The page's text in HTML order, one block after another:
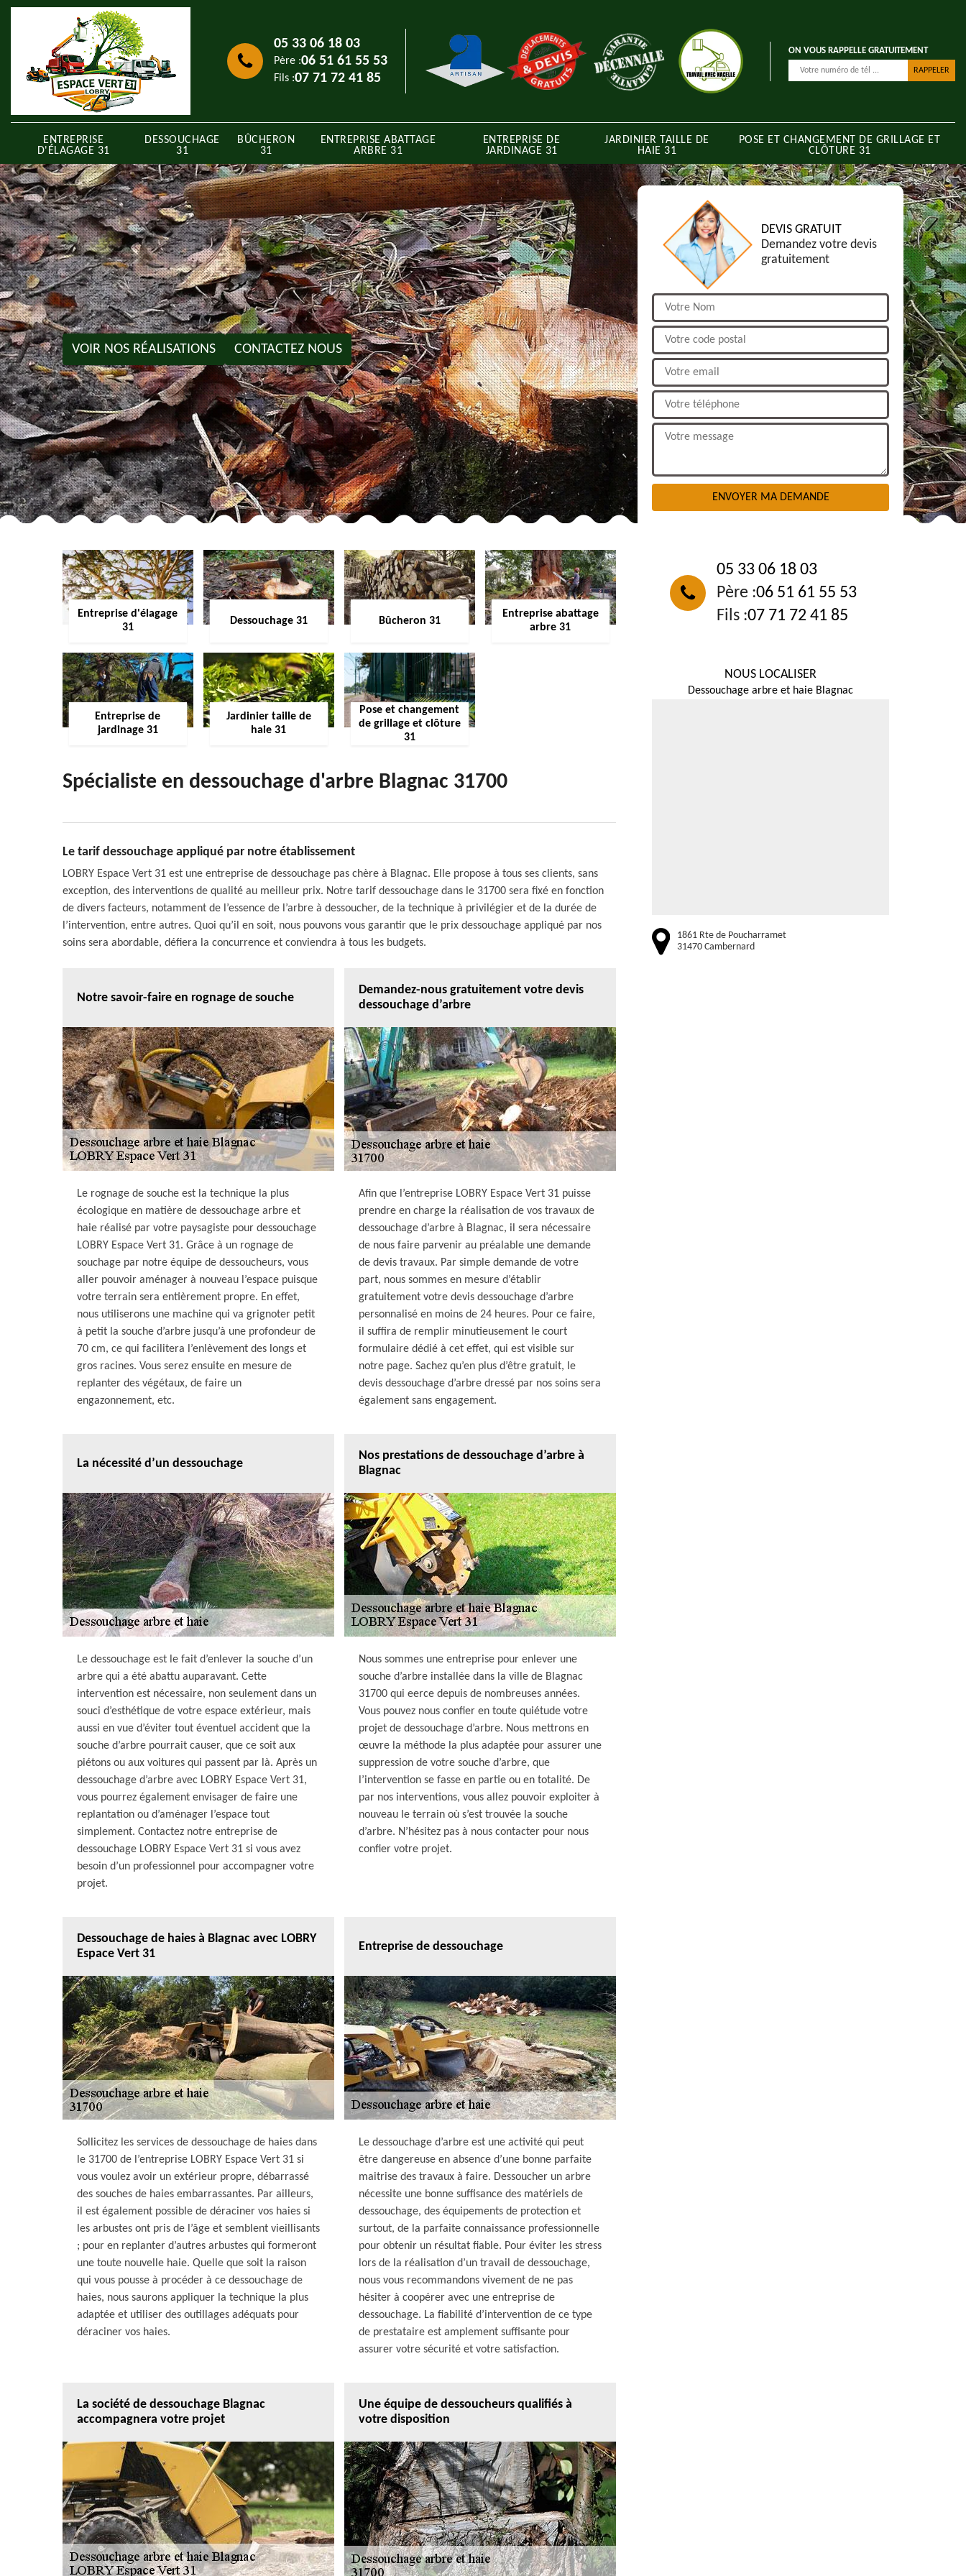
05 33 06 18 03
Père :06 51 61 55 53
Fils :07 71 72 41 85
ON VOUS RAPPELLE GRATUITEMENT
ENTREPRISE
D'ÉLAGAGE 31
DESSOUCHAGE
31
BÛCHERON
31
ENTREPRISE ABATTAGE
ARBRE 31
ENTREPRISE DE
JARDINAGE 31
JARDINIER TAILLE DE
HAIE 31
POSE ET CHANGEMENT DE GRILLAGE ET
CLÔTURE 31
VOIR NOS RÉALISATIONS CONTACTEZ NOUS
Entreprise d'élagage
31
Dessouchage 31 Bûcheron 31
Entreprise abattage
arbre 31
Entreprise de
jardinage 31
Jardinier taille de
haie 31
Pose et changement
de grillage et clôture
31
Spécialiste en dessouchage d'arbre Blagnac 31700
Le tarif dessouchage appliqué par notre établissement
LOBRY Espace Vert 31 est une entreprise de dessouchage pas chère à Blagnac. Elle propose à tous ses clients, sans
exception, des interventions de qualité au meilleur prix. Notre tarif dessouchage dans le 31700 sera fixé en fonction
de divers facteurs, notamment de l’essence de l’arbre à dessoucher, de la technique à privilégier et de la durée de
l’intervention, entre autres. Quoi qu’il en soit, nous pouvons vous garantir que le prix dessouchage appliqué par nos
soins sera abordable, défiera la concurrence et conviendra à tous les budgets.
Notre savoir-faire en rognage de souche
Le rognage de souche est la technique la plus
écologique en matière de dessouchage arbre et
haie réalisé par votre paysagiste pour dessouchage
LOBRY Espace Vert 31. Grâce à un rognage de
souchage par notre équipe de dessoucheurs, vous
aller pouvoir aménager à nouveau l’espace puisque
votre terrain sera entièrement propre. En effet,
nous utiliserons une machine qui va grignoter petit
à petit la souche d’arbre jusqu’à une profondeur de
70 cm, ce qui facilitera l’enlèvement des longs et
gros racines. Vous serez ensuite en mesure de
replanter des végétaux, de faire un
engazonnement, etc.
Demandez-nous gratuitement votre devis
dessouchage d’arbre
Afin que l’entreprise LOBRY Espace Vert 31 puisse
prendre en charge la réalisation de vos travaux de
dessouchage d’arbre à Blagnac, il sera nécessaire
de nous faire parvenir au préalable une demande
de devis travaux. Par simple demande de votre
part, nous sommes en mesure d’établir
gratuitement votre devis dessouchage d’arbre
personnalisé en moins de 24 heures. Pour ce faire,
il suffira de remplir minutieusement le court
formulaire dédié à cet effet, qui est visible sur
notre page. Sachez qu’en plus d’être gratuit, le
devis dessouchage d’arbre dressé par nos soins sera
également sans engagement.
La nécessité d’un dessouchage
Le dessouchage est le fait d’enlever la souche d’un
arbre qui a été abattu auparavant. Cette
intervention est nécessaire, non seulement dans un
souci d’esthétique de votre espace extérieur, mais
aussi en vue d’éviter tout éventuel accident que la
souche d’arbre pourrait causer, que ce soit aux
piétons ou aux voitures qui passent par là. Après un
dessouchage d’arbre avec LOBRY Espace Vert 31,
vous pourrez également envisager de faire une
replantation ou d’aménager l’espace tout
simplement. Contactez notre entreprise de
dessouchage LOBRY Espace Vert 31 si vous avez
besoin d’un professionnel pour accompagner votre
projet.
Nos prestations de dessouchage d’arbre à
Blagnac
Nous sommes une entreprise pour enlever une
souche d’arbre installée dans la ville de Blagnac
31700 qui eerce depuis de nombreuses années.
Vous pouvez nous confier en toute quiétude votre
projet de dessouchage d’arbre. Nous mettrons en
œuvre la méthode la plus adaptée pour assurer une
suppression de votre souche d’arbre, que
l’intervention se fasse en partie ou en totalité. De
par nos interventions, vous allez pouvoir exploiter à
nouveau le terrain où s’est trouvée la souche
d’arbre. N’hésitez pas à nous contacter pour nous
confier votre projet.
Dessouchage de haies à Blagnac avec LOBRY
Espace Vert 31
Sollicitez les services de dessouchage de haies dans
le 31700 de l’entreprise LOBRY Espace Vert 31 si
vous voulez avoir un extérieur propre, débarrassé
des souches de haies embarrassantes. Par ailleurs,
il est également possible de déraciner vos haies si
les arbustes ont pris de l’âge et semblent vieillisants
; pour en replanter d’autres arbustes qui formeront
une toute nouvelle haie. Quelle que soit la raison
qui vous pousse à procéder à ce dessouchage de
haies, nous saurons appliquer la technique la plus
adaptée et utiliser des outillages adéquats pour
déraciner vos haies.
Entreprise de dessouchage
Le dessouchage d’arbre est une activité qui peut
être dangereuse en absence d’une bonne parfaite
maitrise des travaux à faire. Dessoucher un arbre
nécessite une bonne suffisance des matériels de
dessouchage, des équipements de protection et
surtout, de la parfaite connaissance professionnelle
pour obtenir un résultat fiable. Pour éviter les stress
lors de la réalisation d’un travail de dessouchage,
nous vous recommandons vivement de ne pas
hésiter à coopérer avec une entreprise de
dessouchage. La fiabilité d’intervention de ce type
de prestataire est amplement suffisante pour
assurer votre sécurité et votre satisfaction.
La société de dessouchage Blagnac
accompagnera votre projet
Une équipe de dessoucheurs qualifiés à
votre disposition
DEVIS GRATUIT
Demandez votre devis
gratuitement
05 33 06 18 03
Père :06 51 61 55 53
Fils :07 71 72 41 85
NOUS LOCALISER
Dessouchage arbre et haie Blagnac
1861 Rte de Poucharramet
31470 Cambernard